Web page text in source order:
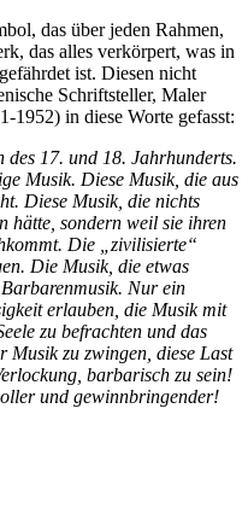
das über jeden Rahmen,
das alles verkörpert, was in
ist. Diesen nicht
Schriftsteller, Maler
1952) in diese Worte gefasst:
17. und 18. Jahrhunderts.
Musik. Diese Musik, die aus
Diese Musik, die nichts
hätte, sondern weil sie ihren
Die „zivilisierte“
Die Musik, die etwas
Nur ein
erlauben, die Musik mit
zu befrachten und das
Musik zu zwingen, diese Last
barbarisch zu sein!
und gewinnbringender!